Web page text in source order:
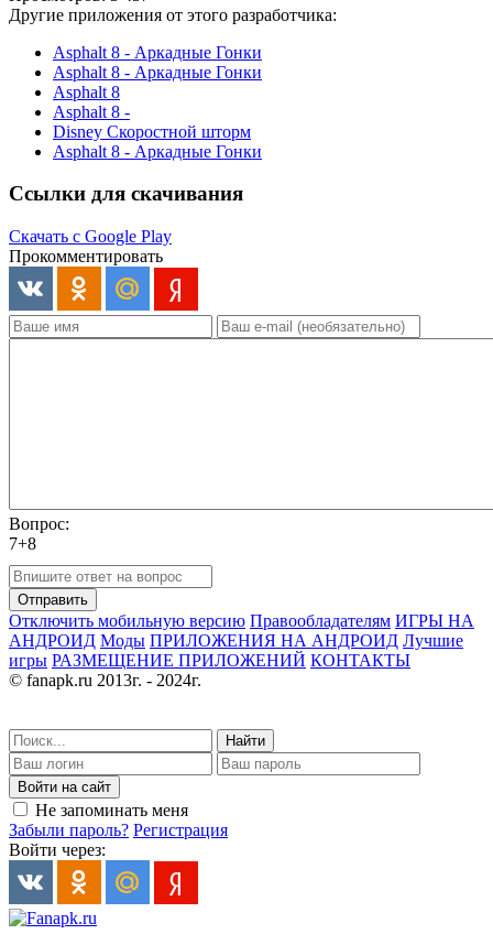
Другие приложения от этого разработчика:
Asphalt 8 - Аркадные Гонки
Asphalt 8 - Аркадные Гонки
Asphalt 8
Asphalt 8 -
Disney Скоростной шторм
Asphalt 8 - Аркадные Гонки
Ссылки для скачивания
Скачать с Google Play
Прокомментировать
Вопрос:
7+8
Отправить
Отключить мобильную версию Правообладателям ИГРЫ НА
АНДРОИД Моды ПРИЛОЖЕНИЯ НА АНДРОИД Лучшие
игры РАЗМЕЩЕНИЕ ПРИЛОЖЕНИЙ КОНТАКТЫ
© fanapk.ru 2013г. - 2024г.
Найти
Войти на сайт
Не запоминать меня
Забыли пароль? Регистрация
Войти через: